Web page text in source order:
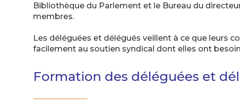
Bibliothèque du Parlement et le Bureau du
membres.
Les déléguées et délégués veillent à ce que leurs
facilement au soutien syndical dont elles ont
Formation des déléguées et